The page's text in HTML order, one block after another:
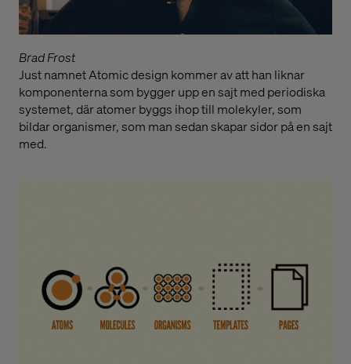
Brad Frost
Just namnet Atomic design kommer av att han liknar
komponenterna som bygger upp en sajt med periodiska
systemet, där atomer byggs ihop till molekyler, som
bildar organismer, som man sedan skapar sidor på en sajt
med.